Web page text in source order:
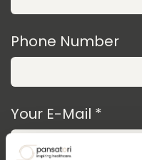
Phone Number
Your E-Mail *